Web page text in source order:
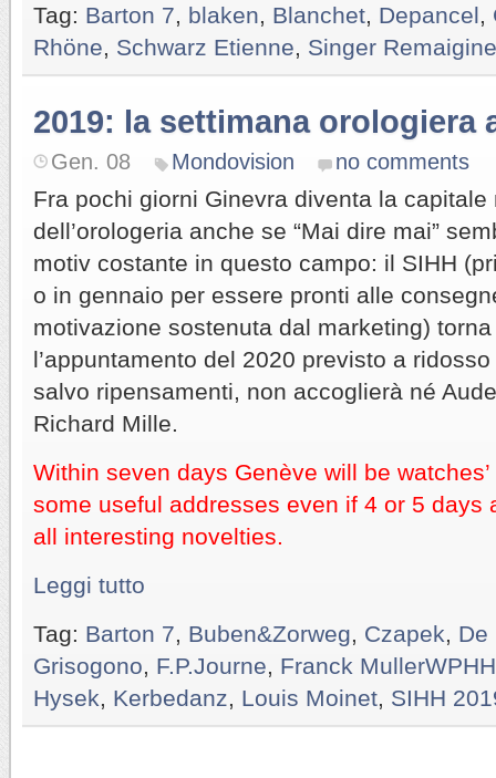
Tag: Barton 7 blaken Blanchet Depancel
Rhöne
Schwarz Etienne Singer
2019: la settimana orologiera
Gen. 08 Mondovision no comments
Fra pochi giorni Ginevra diventa la capitale
dell’orologeria anche se “Mai dire mai”
motiv costante in questo campo: il SIHH
o in gennaio per essere pronti alle
motivazione sostenuta dal marketing)
l’appuntamento del 2020 previsto a
salvo ripensamenti, non accoglierà né
Richard Mille.
Within seven days Genève will be
some useful addresses even if 4 or 5 days
all interesting novelties.
Leggi tutto
Tag: Barton 7 Buben&Zorweg Czapek
De
Grisogono
F.P.Journe
Franck MullerWPHH
Hysek
Kerbedanz Louis Moinet SIHH